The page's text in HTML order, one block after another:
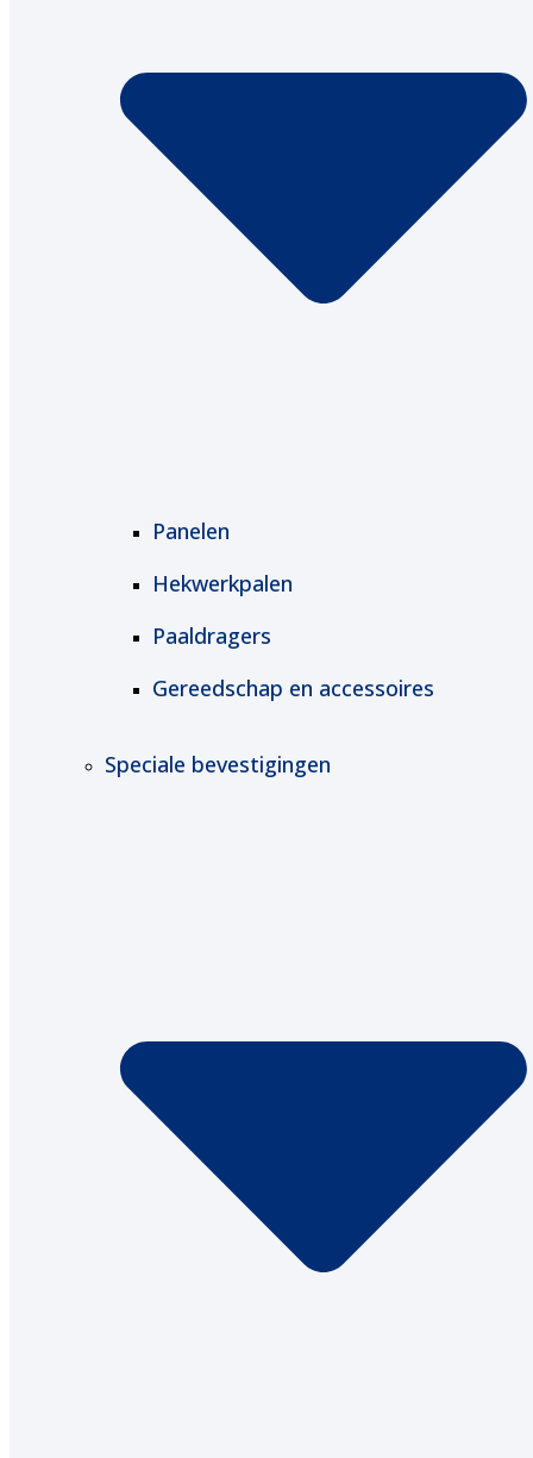
Panelen
Hekwerkpalen
Paaldragers
Gereedschap en accessoires
Speciale bevestigingen